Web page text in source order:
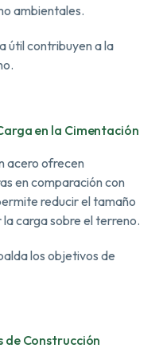
ambientales.
útil contribuyen a la
en la Cimentación
acero ofrecen
en comparación con
reducir el tamaño
carga sobre el terreno.
los objetivos de
de Construcción